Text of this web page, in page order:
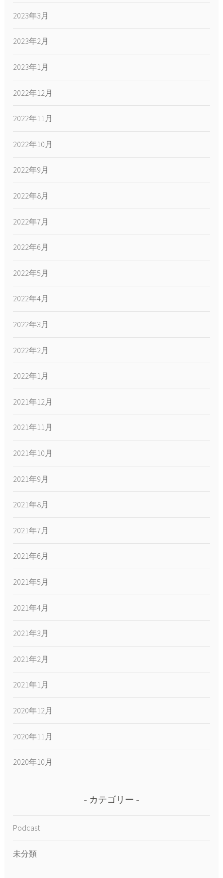
2023年3月
2023年2月
2023年1月
2022年12月
2022年11月
2022年10月
2022年9月
2022年8月
2022年7月
2022年6月
2022年5月
2022年4月
2022年3月
2022年2月
2022年1月
2021年12月
2021年11月
2021年10月
2021年9月
2021年8月
2021年7月
2021年6月
2021年5月
2021年4月
2021年3月
2021年2月
2021年1月
2020年12月
2020年11月
2020年10月
カテゴリー
Podcast
未分類